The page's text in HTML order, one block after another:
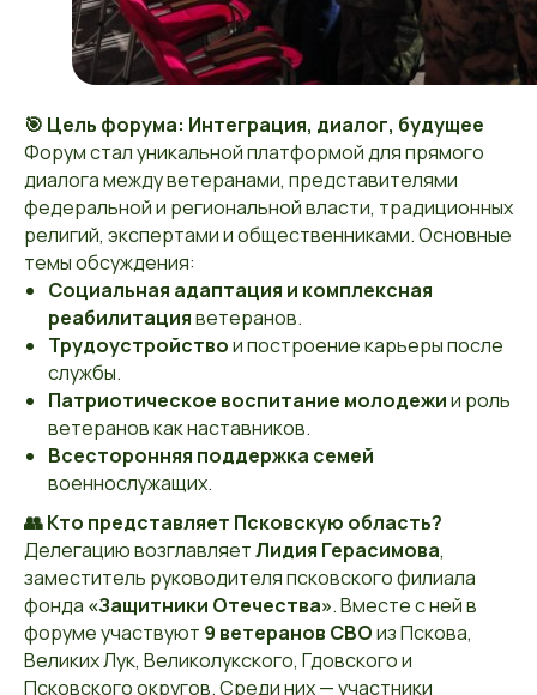
🎯 Цель форума: Интеграция, диалог, будущее
Форум стал уникальной платформой для прямого
диалога между ветеранами, представителями
федеральной и региональной власти, традиционных
религий, экспертами и общественниками. Основные
темы обсуждения:
Социальная адаптация и комплексная
реабилитацияветеранов.
Трудоустройствои построение карьеры после
службы.
Патриотическое воспитание молодежии роль
ветеранов как наставников.
Всесторонняя поддержка семей
военнослужащих.
👥 Кто представляет Псковскую область?
Делегацию возглавляетЛидия Герасимова,
заместитель руководителя псковского филиала
фонда «Защитники Отечества». Вместе с ней в
форуме участвуют 9 ветеранов СВОиз Пскова,
Великих Лук, Великолукского, Гдовского и
Псковского округов. Среди них — участники